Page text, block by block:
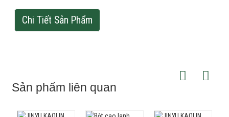
Chi Tiết Sản Phẩm
Sản phẩm liên quan